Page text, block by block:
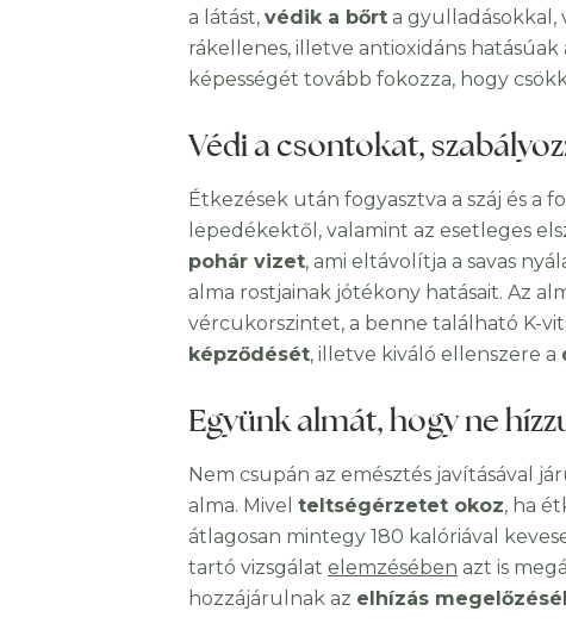
a látást, védik a bőrt a gyulladásokkal,
rákellenes, illetve antioxidáns hatásúak
képességét tovább fokozza, hogy
Védi a csontokat,
Étkezések után fogyasztva a száj és a
lepedékektől, valamint az esetleges
pohár vizet, ami eltávolítja a savas
alma rostjainak jótékony hatásait. Az
vércukorszintet, a benne található K-
képződését, illetve kiváló ellenszere a
Együnk almát, hogy ne
Nem csupán az emésztés javításával
alma. Mivel teltségérzetet okoz, ha
átlagosan mintegy 180 kalóriával
tartó vizsgálat elemzésében azt is
hozzájárulnak az elhízás